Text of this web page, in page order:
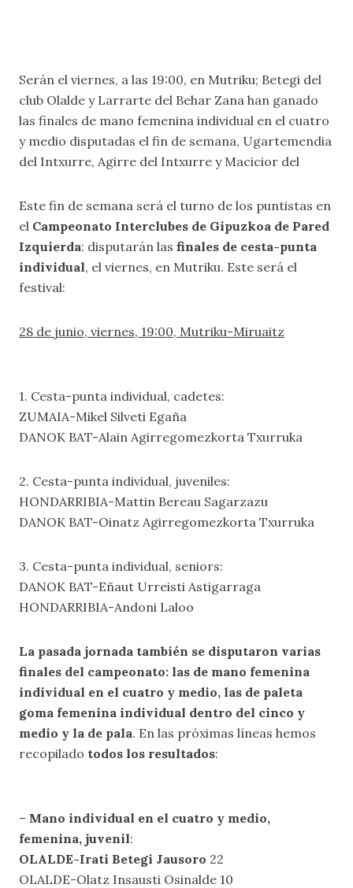
Serán el viernes, a las 19:00, en Mutriku; Betegi del
club Olalde y Larrarte del Behar Zana han ganado
las finales de mano femenina individual en el cuatro
y medio disputadas el fin de semana, Ugartemendia
del Intxurre, Agirre del Intxurre y Macicior del
Este fin de semana será el turno de los puntistas en
el Campeonato Interclubes de Gipuzkoa de Pared
Izquierda: disputarán las finales de cesta-punta
individual, el viernes, en Mutriku. Este será el
festival:
28 de junio, viernes, 19:00, Mutriku-Miruaitz
1. Cesta-punta individual, cadetes:
ZUMAIA-Mikel Silveti Egaña
DANOK BAT-Alain Agirregomezkorta Txurruka
2. Cesta-punta individual, juveniles:
HONDARRIBIA-Mattin Bereau Sagarzazu
DANOK BAT-Oinatz Agirregomezkorta Txurruka
3. Cesta-punta individual, seniors:
DANOK BAT-Eñaut Urreisti Astigarraga
HONDARRIBIA-Andoni Laloo
La pasada jornada también se disputaron varias
finales del campeonato: las de mano femenina
individual en el cuatro y medio, las de paleta
goma femenina individual dentro del cinco y
medio y la de pala. En las próximas líneas hemos
recopilado todos los resultados:
– Mano individual en el cuatro y medio,
femenina, juvenil:
OLALDE-Irati Betegi Jausoro 22
OLALDE-Olatz Insausti Osinalde 10